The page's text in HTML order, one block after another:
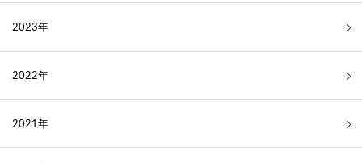
2023年
2022年
2021年